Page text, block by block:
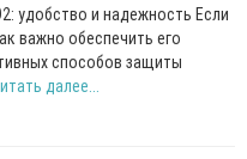
удобство и надежность Если
важно обеспечить его
способов защиты
далее...